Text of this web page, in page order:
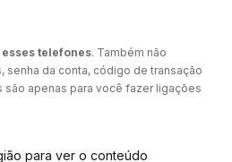
telefones. Também não
da conta, código de transação
são apenas para você fazer ligações
para ver o conteúdo